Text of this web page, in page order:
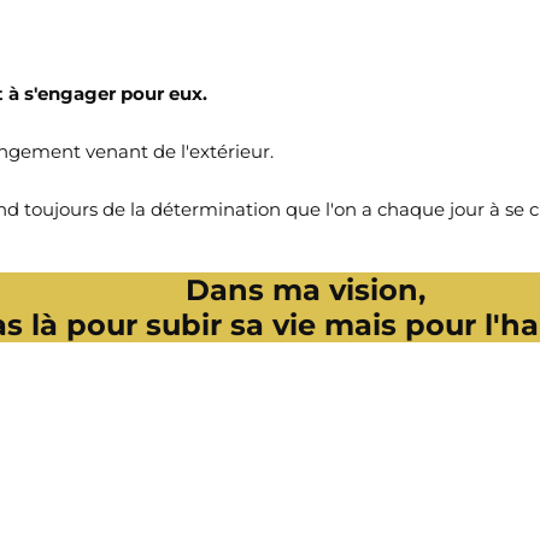
s'engager pour eux.
venant de l'extérieur.
toujours de la détermination que l'on a chaque jour à se
Dans ma vision,
là pour subir sa vie mais pour